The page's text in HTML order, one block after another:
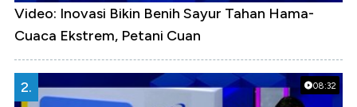
Video: Inovasi Bikin Benih Sayur Tahan Hama-
Cuaca Ekstrem, Petani Cuan
08:32
2.